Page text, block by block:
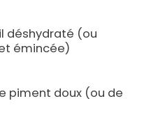
déshydraté (ou
émincée)
piment doux (ou de